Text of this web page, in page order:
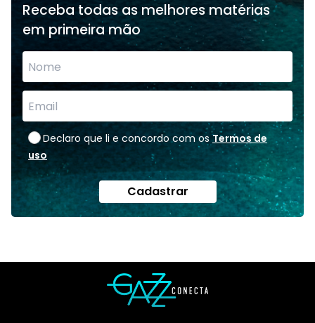
Receba todas as melhores matérias
em primeira mão
Declaro que li e concordo com os Termos de
uso
Cadastrar